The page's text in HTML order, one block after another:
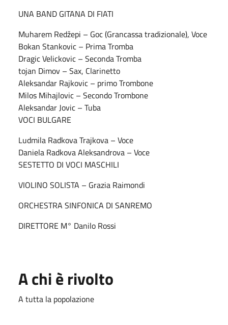
UNA BAND GITANA DI FIATI
Muharem Redžepi – Goc (Grancassa tradizionale), Voce
Bokan Stankovic – Prima Tromba
Dragic Velickovic – Seconda Tromba
tojan Dimov – Sax, Clarinetto
Aleksandar Rajkovic – primo Trombone
Milos Mihajlovic – Secondo Trombone
Aleksandar Jovic – Tuba
VOCI BULGARE
Ludmila Radkova Trajkova – Voce
Daniela Radkova Aleksandrova – Voce
SESTETTO DI VOCI MASCHILI
VIOLINO SOLISTA – Grazia Raimondi
ORCHESTRA SINFONICA DI SANREMO
DIRETTORE M° Danilo Rossi
A chi è rivolto
A tutta la popolazione